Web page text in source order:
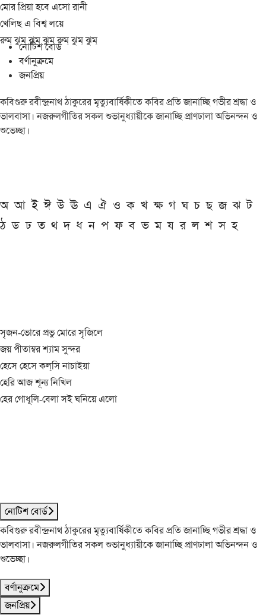
মোর প্রিয়া হবে এসো রানী
খেলিছ এ বিশ্ব লয়ে
রুম্ ঝুম্ ঝুম্ ঝুম্ রুম্ ঝুম্ ঝুম্
নোটিশ বোর্ড
বর্ণানুক্রমে
জনপ্রিয়
কবিগুরু রবীন্দ্রনাথ ঠাকুরের মৃত্যুবার্ষিকীতে কবির প্রতি জানাচ্ছি গভীর শ্রদ্ধা ও
ভালবাসা। নজরুলগীতির সকল শুভানুধ্যায়ীকে জানাচ্ছি প্রাণঢালা অভিনন্দন ও
শুভেচ্ছা।
অ আ ই ঈ উ ঊ এ ঐ ও ক খ ক্ষ গ ঘ চ ছ জ ঝ ট
ঠ ড ঢ ত থ দ ধ ন প ফ ব ভ ম য র ল শ স হ
সৃজন-ভোরে প্রভু মোরে সৃজিলে
জয় পীতাম্বর শ্যাম সুন্দর
হেসে হেসে কল্‌সি নাচাইয়া
হেরি আজ শূন্য নিখিল
হের গোধূলি-বেলা সই ঘনিয়ে এলো
নোটিশ বোর্ড
কবিগুরু রবীন্দ্রনাথ ঠাকুরের মৃত্যুবার্ষিকীতে কবির প্রতি জানাচ্ছি গভীর শ্রদ্ধা ও
ভালবাসা। নজরুলগীতির সকল শুভানুধ্যায়ীকে জানাচ্ছি প্রাণঢালা অভিনন্দন ও
শুভেচ্ছা।
বর্ণানুক্রমে
জনপ্রিয়